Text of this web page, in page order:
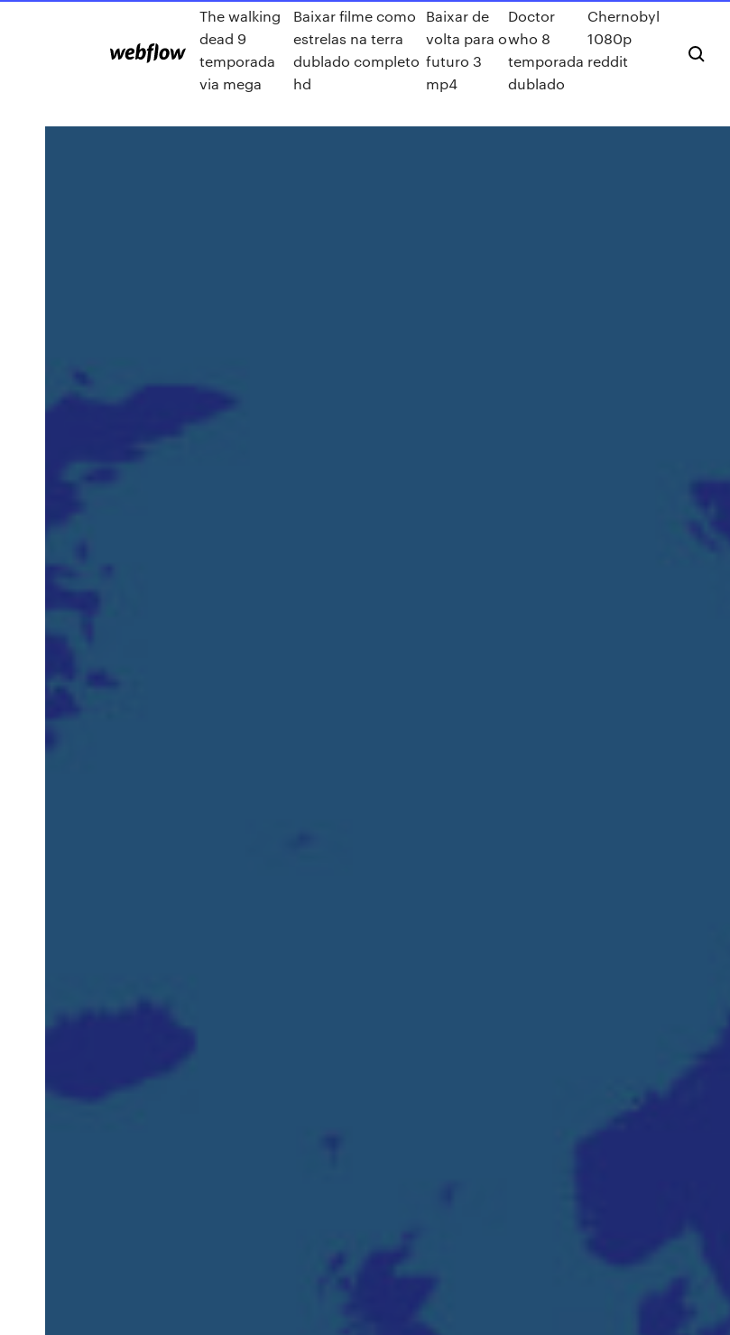
The walking
dead 9
temporada
via mega
Baixar filme como
estrelas na terra
dublado completo
hd
Baixar de
volta para o
futuro 3
mp4
Doctor
who 8
temporada
dublado
Chernobyl
1080p
reddit